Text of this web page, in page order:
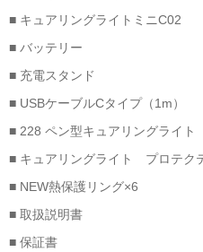
■ キュアリングライトミニC02
■ バッテリー
■ 充電スタンド
■ USBケーブルCタイプ（1m）
■ 228 ペン型キュアリングライ
■ キュアリングライト プロテク
■ NEW熱保護リング×6
■ 取扱説明書
■ 保証書